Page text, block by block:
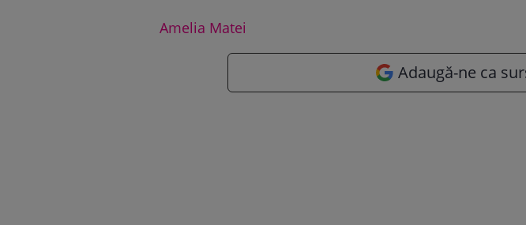
Amelia Matei
Adaugă-ne ca